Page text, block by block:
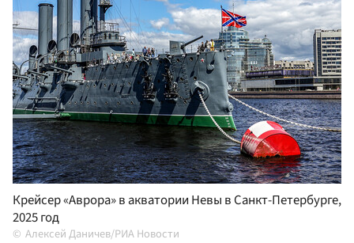
Крейсер «Аврора» в акватории Невы в Санкт-Петербурге,
2025 год
Алексей Даничев/РИА Новости